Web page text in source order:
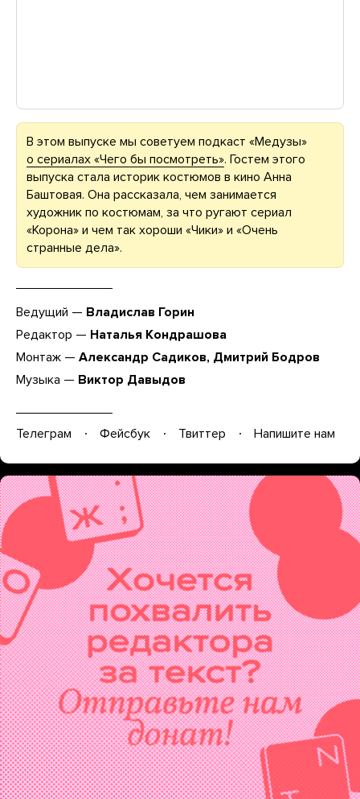
В этом выпуске мы советуем подкаст «Медузы»
о сериалах «Чего бы посмотреть». Гостем этого
выпуска стала историк костюмов в кино Анна
Баштовая. Она рассказала, чем занимается
художник по костюмам, за что ругают сериал
«Корона» и чем так хороши «Чики» и «Очень
странные дела».
Ведущий — Владислав Горин
Редактор — Наталья Кондрашова
Монтаж — Александр Садиков, Дмитрий Бодров
Музыка — Виктор Давыдов
Телеграм Фейсбук Твиттер Напишите нам